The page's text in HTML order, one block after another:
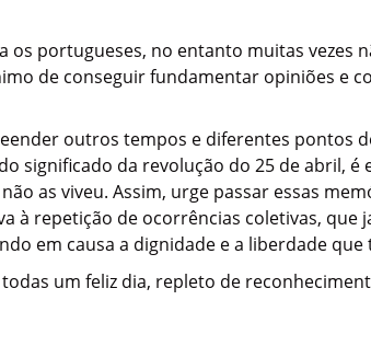
portugueses, no entanto muitas vezes
de conseguir fundamentar opiniões e
outros tempos e diferentes pontos
significado da revolução do 25 de abril,
as viveu. Assim, urge passar essas
à repetição de ocorrências coletivas,
em causa a dignidade e a liberdade
um feliz dia, repleto de